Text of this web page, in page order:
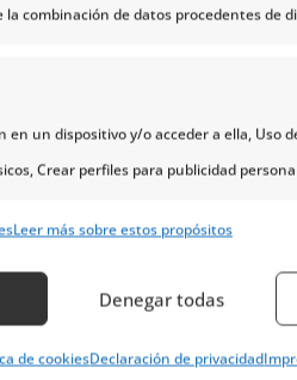
la combinación de datos procedentes de
en un dispositivo y/o acceder a ella, Uso
Crear perfiles para publicidad
de contenido personalizado,
con el objetivo de seleccionar el
Leer más sobre estos propósitos
Denegar todas
de cookiesDeclaración de privacidad
de una de las
( vegen ) de la leche (
vacas lecheras.
siempre sale a relucir la
de sus tramos la